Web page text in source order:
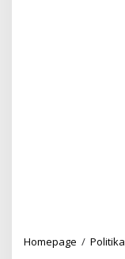
Homepage / Politika